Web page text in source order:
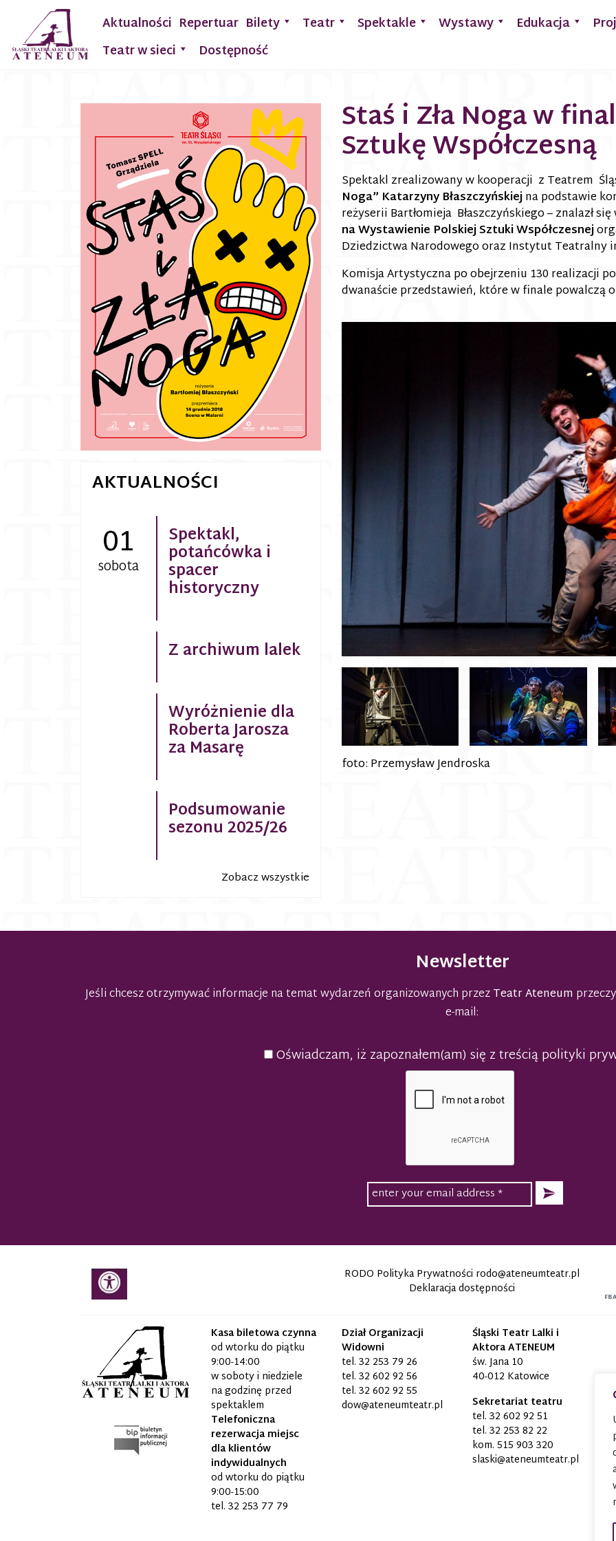
Aktualności Repertuar Bilety Teatr Spektakle Wystawy Edukacja
Teatr w sieci
Dostępność
Staś i Zła Noga w
Sztukę Współczesną
Spektakl zrealizowany w kooperacji z Teatrem
Noga” Katarzyny Błaszczyńskiejna podstawie
reżyserii Bartłomieja Błaszczyńskiego – znalazł
na Wystawienie Polskiej Sztuki Współczesnej
Dziedzictwa Narodowego oraz Instytut Teatralny
Komisja Artystyczna po obejrzeniu 130 realizacji
dwanaście przedstawień, które w finale powalczą
foto: Przemysław Jendroska
AKTUALNOŚCI
01
sobota
Spektakl,
potańcówka i
spacer
historyczny
Z archiwum lalek
Wyróżnienie dla
Roberta Jarosza
za Masarę
Podsumowanie
sezonu 2025/26
Zobacz wszystkie
Newsletter
Jeśli chcesz otrzymywać informacje na temat wydarzeń organizowanych przezTeatr Ateneum
e-mail:
Oświadczam, iż zapoznałem(am) się z treścią polityki
RODO Polityka Prywatności rodo@ateneumteatr.pl
Deklaracja dostępności
Kasa biletowa czynna
od wtorku do piątku
9:00-14:00
w soboty i niedziele
na godzinę przed
spektaklem
Telefoniczna
rezerwacja miejsc
dla klientów
indywidualnych
od wtorku do piątku
9:00-15:00
tel. 32 253 77 79
Dział Organizacji
Widowni
tel. 32 253 79 26
tel. 32 602 92 56
tel. 32 602 92 55
dow@ateneumteatr.pl
Śląski Teatr Lalki i
Aktora ATENEUM
św. Jana 10
40-012 Katowice
Sekretariat teatru
tel. 32 602 92 51
tel. 32 253 82 22
kom. 515 903 320
slaski@ateneumteatr.pl